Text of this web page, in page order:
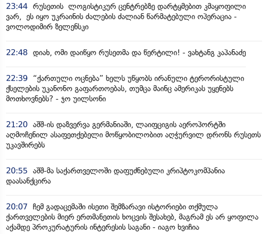
23:44 რუსეთის ლოგისტიკურ ცენტრებზე დარტყმებით კმაყოფილი
ვარ, ეს იყო უკრაინის ძალების ძალიან წარმატებული ოპერაცია -
ვოლოდიმირ ზელენსკი
22:48 დიახ, ომი დაიწყო რუსეთმა და წერტილი! - ვახტანგ კაპანაძე
22:39
“ქართული ოცნება” ხელს უწყობს ირანული ტერორისტული
ქსელების უკანონო გაფართოებას, თუმცა მაინც ამერიკას უყენებს
მოთხოვნებს? - ჯო უილსონი
21:20 აშშ-ის დაზვერვა გერმანიაში, ლაიფციგის აეროპორტში
აღმოჩენილ ასაფეთქებელი მოწყობილობით აღჭურვილ დრონს რუსეთს
უკავშირებს
20:55 აშშ-მა საქართველოში დაფუძნებული კრიპტოკომპანია
დაასანქცირა
20:07 ჩემ გადაცემაში ისეთი შემზარავი ისტორიები თქმულა
ქართველების მიერ ერთმანეთის ხოცვის შესახებ, მაგრამ ეს არ ყოფილა
აქამდე პროკურატურის ინტერესის საგანი - იაგო ხვიჩია